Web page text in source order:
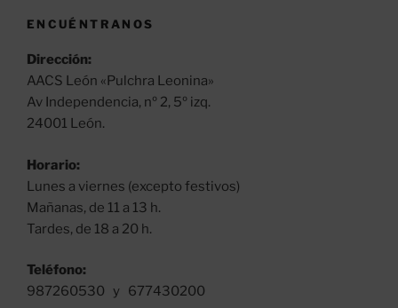
ENCUÉNTRANOS
Dirección:
AACS León «Pulchra Leonina»
Av Independencia, nº 2, 5º izq.
24001 León.
Horario:
Lunes a viernes (excepto festivos)
Mañanas, de 11 a 13 h.
Tardes, de 18 a 20 h.
Teléfono:
987260530 y 677430200